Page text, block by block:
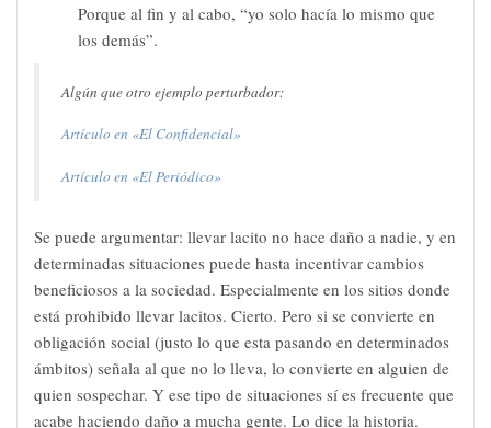
Porque al fin y al cabo, “yo solo hacía lo mismo que
los demás”.
Algún que otro ejemplo perturbador:
Artículo en «El Confidencial»
Artículo en «El Periódico»
Se puede argumentar: llevar lacito no hace daño a nadie, y en
determinadas situaciones puede hasta incentivar cambios
beneficiosos a la sociedad. Especialmente en los sitios donde
está prohibido llevar lacitos. Cierto. Pero si se convierte en
obligación social (justo lo que esta pasando en determinados
ámbitos) señala al que no lo lleva, lo convierte en alguien de
quien sospechar. Y ese tipo de situaciones sí es frecuente que
acabe haciendo daño a mucha gente. Lo dice la historia.